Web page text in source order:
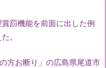
罰機能を前面に出した例
。
方お断り」の広島県尾道市